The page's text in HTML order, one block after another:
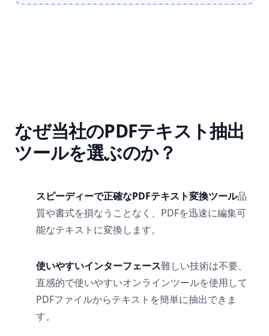
なぜ当社のPDFテキスト抽出
ツールを選ぶのか？
スピーディーで正確なPDFテキスト変換ツール品
質や書式を損なうことなく、PDFを迅速に編集可
能なテキストに変換します。
使いやすいインターフェース難しい技術は不要、
直感的で使いやすいオンラインツールを使用して
PDFファイルからテキストを簡単に抽出できま
す。